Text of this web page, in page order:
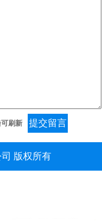
提交留言
版权所有